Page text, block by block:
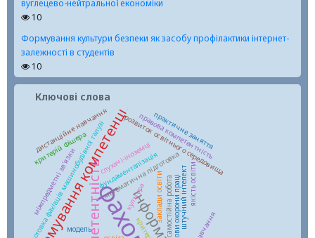
вуглецево-нейтральної економіки
10
Формування культури безпеки як засобу профілактики інтернет-
залежності в студентів
10
Ключові слова
формування компетенційматематична підготовка
основи охорони праці
розвиток освітнього середовища
підготовка фахівців машинобудівної галузіфундаменталізація
заклади освіти
модель
культура самостійна робота
дистанційне навчання
міжпредметні зв’язки
правова компетентність
штучний інтелект
слухачі-іноземці
практичне заняття
критерій Фішера
якість освіти